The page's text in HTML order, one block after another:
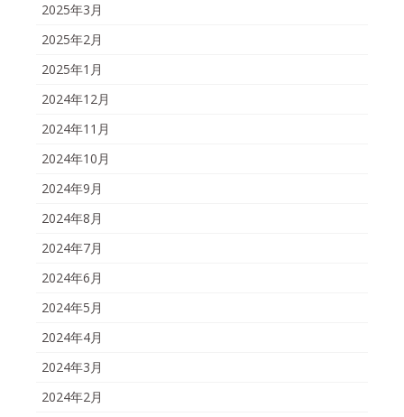
2025年3月
2025年2月
2025年1月
2024年12月
2024年11月
2024年10月
2024年9月
2024年8月
2024年7月
2024年6月
2024年5月
2024年4月
2024年3月
2024年2月